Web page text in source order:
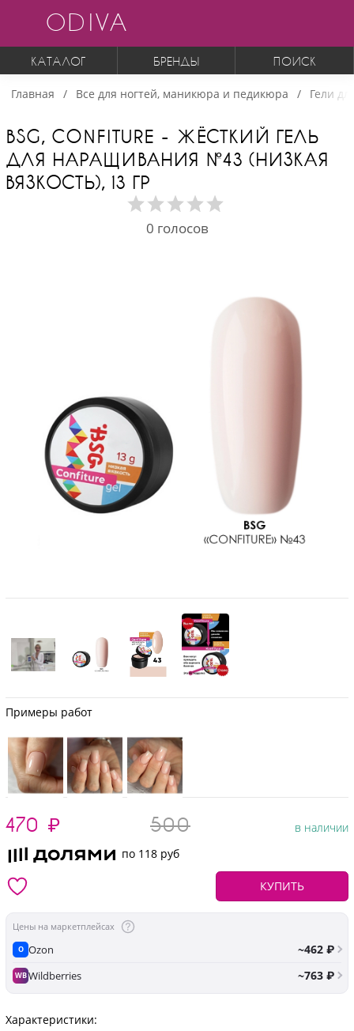
ODIVA
КАТАЛОГ БРЕНДЫ ПОИСК
Главная Все для ногтей, маникюра и педикюра Гели
BSG, CONFITURE - ЖЁСТКИЙ ГЕЛЬ
ДЛЯ НАРАЩИВАНИЯ №43 (НИЗКАЯ
ВЯЗКОСТЬ), 13 ГР
0 голосов
Примеры работ
470 ₽ 500
в наличии
по 118 руб
КУПИТЬ
Цены на маркетплейсах
O Ozon ~462 ₽
WBWildberries ~763 ₽
Характеристики: